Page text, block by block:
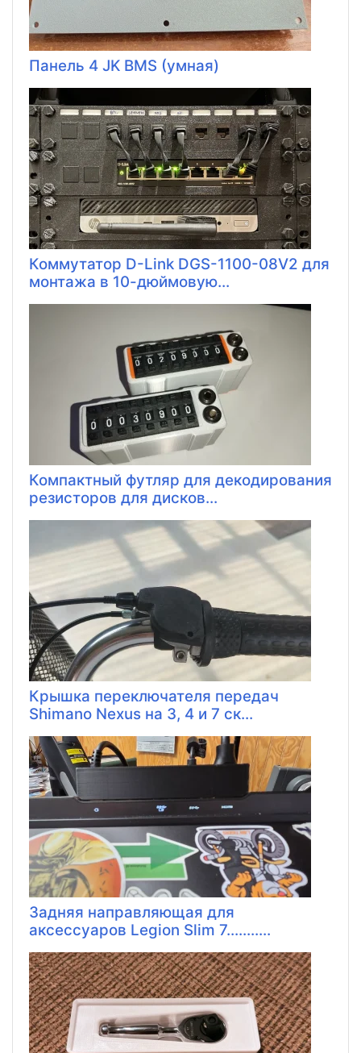
Панель 4 JK BMS (умная)
Коммутатор D-Link DGS-1100-08V2 для
монтажа в 10-дюймовую...
Компактный футляр для декодирования
резисторов для дисков...
Крышка переключателя передач
Shimano Nexus на 3, 4 и 7 ск...
Задняя направляющая для
аксессуаров Legion Slim 7...........